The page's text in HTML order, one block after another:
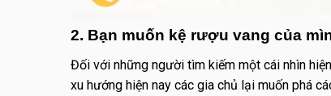
2. Bạn muốn kệ rượu vang của
Đối với những người tìm kiếm một cái nhìn
xu hướng hiện nay các gia chủ lại muốn phá